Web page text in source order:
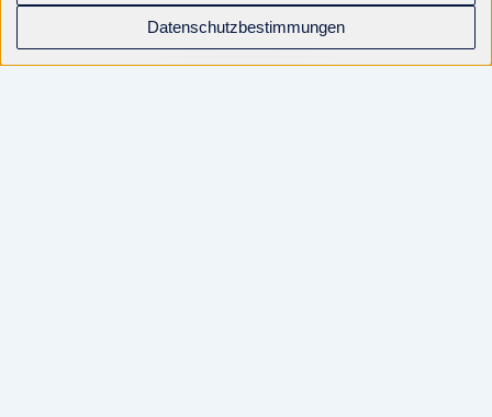
Datenschutzbestimmungen